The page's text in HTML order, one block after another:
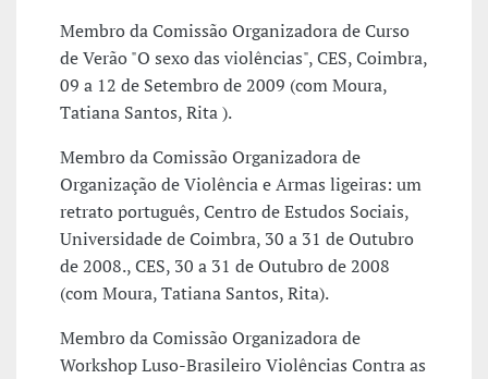
Membro da Comissão Organizadora de Curso
de Verão "O sexo das violências", CES, Coimbra,
09 a 12 de Setembro de 2009 (com Moura,
Tatiana Santos, Rita ).
Membro da Comissão Organizadora de
Organização de Violência e Armas ligeiras: um
retrato português, Centro de Estudos Sociais,
Universidade de Coimbra, 30 a 31 de Outubro
de 2008., CES, 30 a 31 de Outubro de 2008
(com Moura, Tatiana Santos, Rita).
Membro da Comissão Organizadora de
Workshop Luso-Brasileiro Violências Contra as